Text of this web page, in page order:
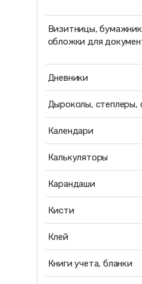
Визитницы,
обложки для
Дневники
Дыроколы, степлеры,
Календари
Калькуляторы
Карандаши
Кисти
Клей
Книги учета, бланки